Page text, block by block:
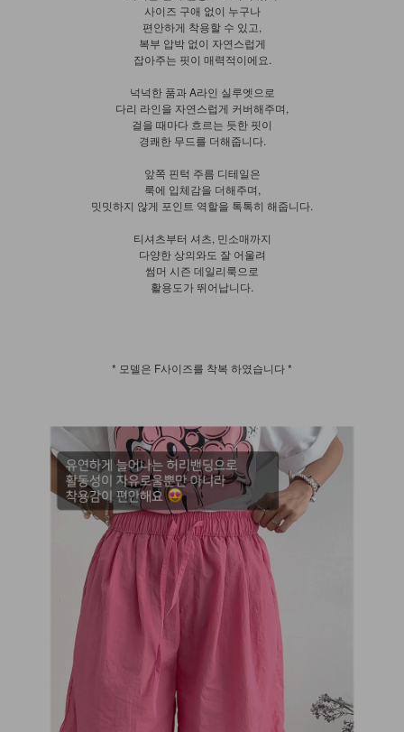
사이즈 구애 없이 누구나
편안하게 착용할 수 있고,
복부 압박 없이 자연스럽게
잡아주는 핏이 매력적이에요.
넉넉한 품과 A라인 실루엣으로
다리 라인을 자연스럽게 커버해주며,
걸을 때마다 흐르는 듯한 핏이
경쾌한 무드를 더해줍니다.
앞쪽 핀턱 주름 디테일은
룩에 입체감을 더해주며,
밋밋하지 않게 포인트 역할을 톡톡히 해줍니다.
티셔츠부터 셔츠, 민소매까지
다양한 상의와도 잘 어울려
썸머 시즌 데일리룩으로
활용도가 뛰어납니다.
* 모델은 F사이즈를 착복 하였습니다 *